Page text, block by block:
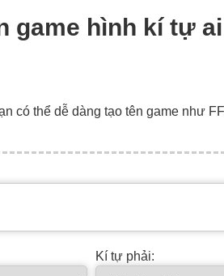
hình kí tự
có thể dễ dàng tạo tên game như
Kí tự phải: